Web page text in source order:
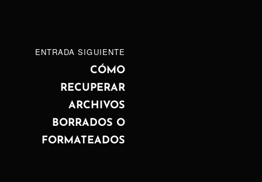
Navegación
entradas
ENTRADA
ENTRADA SIGUIENTE
CÓMO
RECUPERAR
ARCHIVOS
BORRADOS O
FORMATEADOS